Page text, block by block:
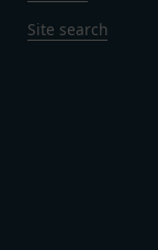
Site search場合、お客
があります。
当社は、当
お客様の保
組織再編、
個人情報の
人のいず
佐人又
過去に
係者で
体、反